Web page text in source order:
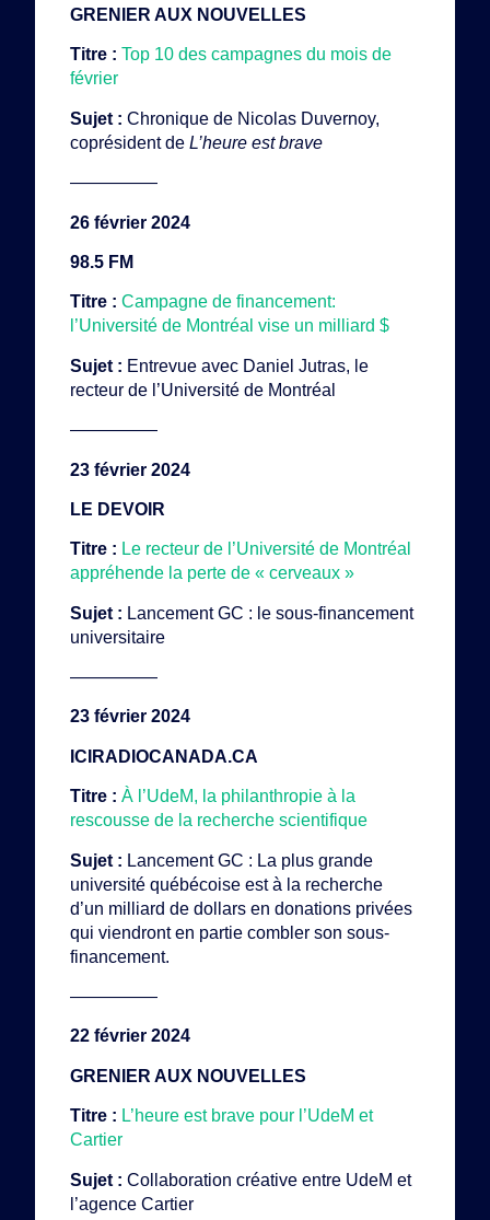
GRENIER AUX NOUVELLES
Titre : Top 10 des campagnes du mois de
février
Sujet : Chronique de Nicolas Duvernoy,
coprésident de L’heure est brave
—————
26 février 2024
98.5 FM
Titre : Campagne de financement:
l’Université de Montréal vise un milliard $
Sujet : Entrevue avec Daniel Jutras, le
recteur de l’Université de Montréal
—————
23 février 2024
LE DEVOIR
Titre : Le recteur de l’Université de Montréal
appréhende la perte de « cerveaux »
Sujet : Lancement GC : le sous-financement
universitaire
—————
23 février 2024
ICIRADIOCANADA.CA
Titre : À l’UdeM, la philanthropie à la
rescousse de la recherche scientifique
Sujet : Lancement GC : La plus grande
université québécoise est à la recherche
d’un milliard de dollars en donations privées
qui viendront en partie combler son sous-
financement.
—————
22 février 2024
GRENIER AUX NOUVELLES
Titre : L’heure est brave pour l’UdeM et
Cartier
Sujet : Collaboration créative entre UdeM et
l’agence Cartier